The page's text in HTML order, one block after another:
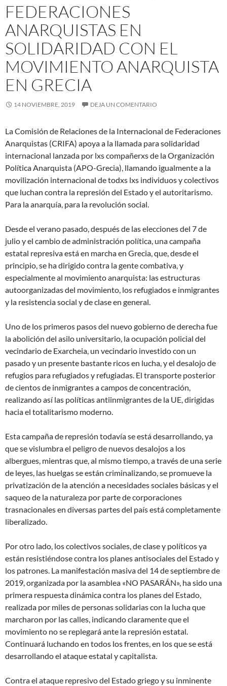
FEDERACIONES
ANARQUISTAS EN
SOLIDARIDAD CON EL
MOVIMIENTO ANARQUISTA
EN GRECIA
14 NOVIEMBRE, 2019 DEJA UN COMENTARIO
La Comisión de Relaciones de la Internacional de Federaciones
Anarquistas (CRIFA) apoya a la llamada para solidaridad
internacional lanzada por lxs compañerxs de la Organización
Política Anarquista (APO-Grecia), llamando igualmente a la
movilización internacional de todxs lxs individuos y colectivos
que luchan contra la represión del Estado y el autoritarismo.
Para la anarquía, para la revolución social.
Desde el verano pasado, después de las elecciones del 7 de
julio y el cambio de administración política, una campaña
estatal represiva está en marcha en Grecia, que, desde el
principio, se ha dirigido contra la gente combativa, y
especialmente al movimiento anarquista: las estructuras
autoorganizadas del movimiento, los refugiados e inmigrantes
y la resistencia social y de clase en general.
Uno de los primeros pasos del nuevo gobierno de derecha fue
la abolición del asilo universitario, la ocupación policial del
vecindario de Exarcheia, un vecindario investido con un
pasado y un presente bastante ricos en lucha, y el desalojo de
refugios para refugiados y refugiadas. El transporte posterior
de cientos de inmigrantes a campos de concentración,
realizando así las políticas antiinmigrantes de la UE, dirigidas
hacia el totalitarismo moderno.
Esta campaña de represión todavía se está desarrollando, ya
que se vislumbra el peligro de nuevos desalojos a los
albergues, mientras que, al mismo tiempo, a través de una serie
de leyes, las huelgas se están criminalizando, se promueve la
privatización de la atención a necesidades sociales básicas y el
saqueo de la naturaleza por parte de corporaciones
trasnacionales en diversas partes del país está completamente
liberalizado.
Por otro lado, los colectivos sociales, de clase y políticos ya
están resistiéndose contra los planes antisociales del Estado y
los patrones. La manifestación masiva del 14 de septiembre de
2019, organizada por la asamblea «NO PASARÁN», ha sido una
primera respuesta dinámica contra los planes del Estado,
realizada por miles de personas solidarias con la lucha que
marcharon por las calles, indicando claramente que el
movimiento no se replegará ante la represión estatal.
Continuará luchando en todos los frentes, en los que se está
desarrollando el ataque estatal y capitalista.
Contra el ataque represivo del Estado griego y su inminente